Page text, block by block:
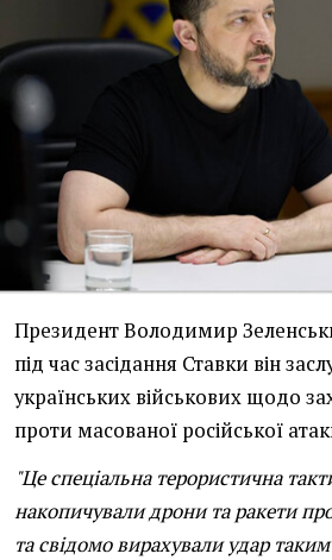
Президент Володимир
під час засідання Ставки він
українських військових щодо
проти масованої російської
"Це спеціальна терористична
накопичували дрони та ракети
та свідомо вирахували удар